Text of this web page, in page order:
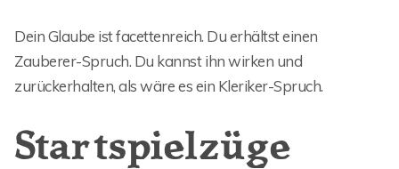
Dein Glaube ist facettenreich. Du erhältst einen
Zauberer-Spruch. Du kannst ihn wirken und
zurückerhalten, als wäre es ein Kleriker-Spruch.
Startspielzüge